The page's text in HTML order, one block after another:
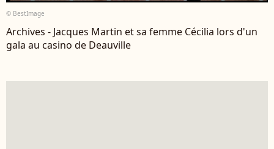
© BestImage
Archives - Jacques Martin et sa femme Cécilia lors d'un
gala au casino de Deauville